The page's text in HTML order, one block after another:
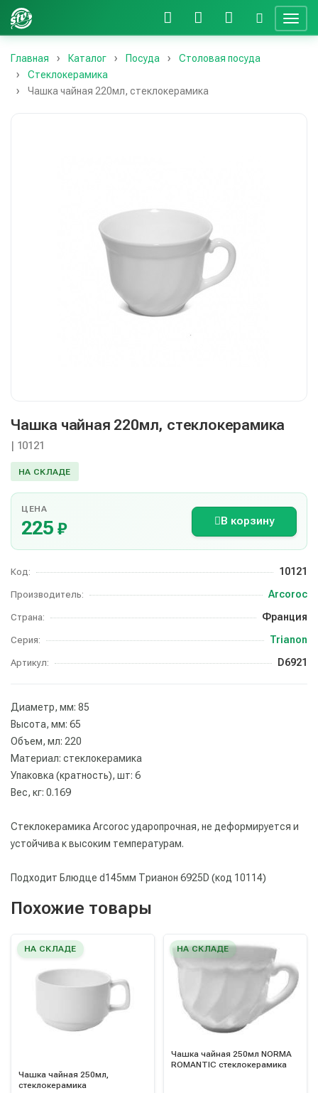
Главная Каталог Посуда
Столовая посуда
Стеклокерамика
Чашка чайная 220мл, стеклокерамика
Чашка чайная 220мл, стеклокерамика
| 10121
НА СКЛАДЕ
ЦЕНА
225 ₽ В корзину
Код: 10121
Производитель: Arcoroc
Страна: Франция
Серия: Trianon
Артикул: D6921
Диаметр, мм: 85
Высота, мм: 65
Объем, мл: 220
Материал: стеклокерамика
Упаковка (кратность), шт: 6
Вес, кг: 0.169
Стеклокерамика Arcoroc ударопрочная, не деформируется и
устойчива к высоким температурам.
Подходит Блюдце d145мм Трианон 6925D (код 10114)
Похожие товары
НА СКЛАДЕ
Чашка чайная 250мл,
стеклокерамика
НА СКЛАДЕ
Чашка чайная 250мл NORMA
ROMANTIC стеклокерамика